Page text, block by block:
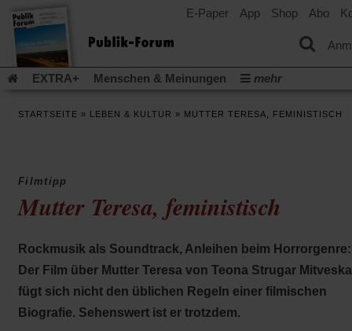
E-Paper App Shop Abo
EXTRA+ Menschen & Meinungen
mehr
Publik-Forum Archiv
Leserinitiative Publik-Forum e.V.
Urlaub und Nichtstun(Öffnet
neuen
Tab)
Gefährlicher Reichtum(Öffnet
neuen
Tab)
Krieg in
in
neuen
Tab)
Krieg und Frieden (Öffnet
in
neuen
Tab)
Gott neu denken Krieg in der Ukraine
in
Flucht und Migration
Video-Podcast »Veranstaltungen«
Podcast »Veranstaltungen«
Schriftgröße ändern:
STARTSEITE » LEBEN & KULTUR » MUTTER TERESA, FEMINISTISCH
Filmtipp
Mutter Teresa, feministisch
Rockmusik als Soundtrack, Anleihen beim Horrorgenre:
Der Film über Mutter Teresa von Teona Strugar Mitveska
fügt sich nicht den üblichen Regeln einer filmischen
Biografie. Sehenswert ist er trotzdem.